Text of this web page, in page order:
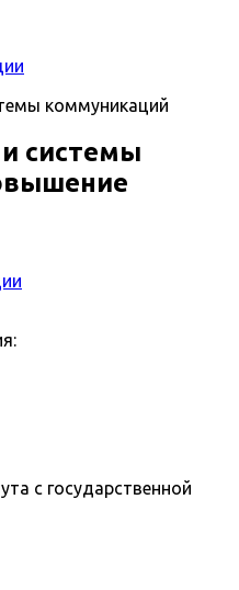
коммуникаций
системы
с государственной